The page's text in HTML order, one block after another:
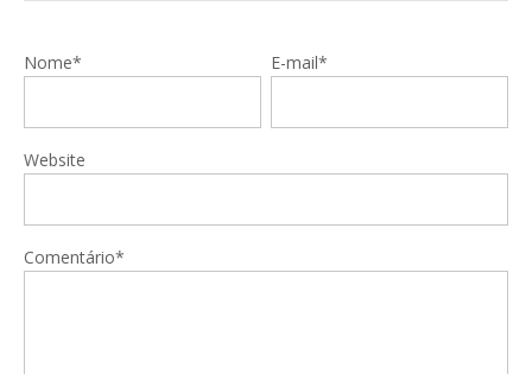
Nome* E-mail*
Website
Comentário*